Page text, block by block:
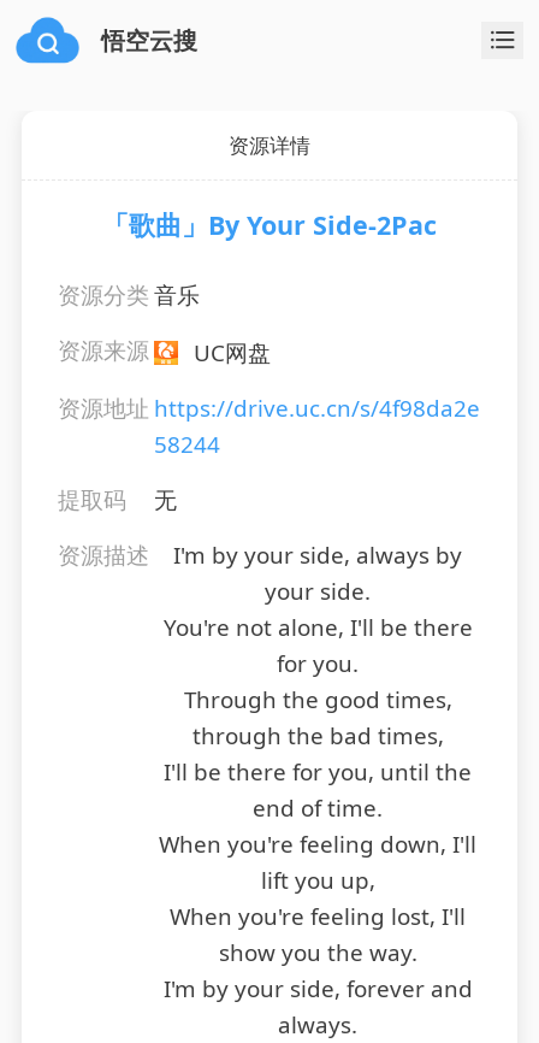
悟空云搜
资源详情
「歌曲」By Your Side-2Pac
资源分类音乐
资源来源
UC网盘
资源地址 https://drive.uc.cn/s/4f98da2e
58244
提取码
无
资源描述
I'm by your side, always by
your side.
You're not alone, I'll be there
for you.
Through the good times,
through the bad times,
I'll be there for you, until the
end of time.
When you're feeling down, I'll
lift you up,
When you're feeling lost, I'll
show you the way.
I'm by your side, forever and
always.